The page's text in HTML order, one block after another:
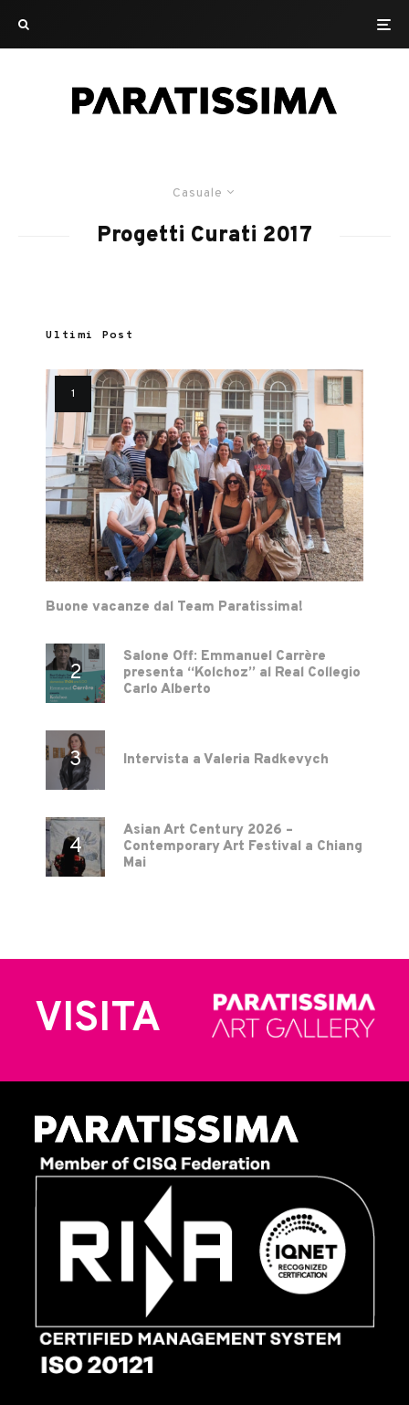
Casuale
Progetti Curati 2017
Ultimi Post
Buone vacanze dal Team Paratissima!
Salone Off: Emmanuel Carrère
presenta “Kolchoz” al Real Collegio
Carlo Alberto
Intervista a Valeria Radkevych
Asian Art Century 2026 –
Contemporary Art Festival a Chiang
Mai
VISITA